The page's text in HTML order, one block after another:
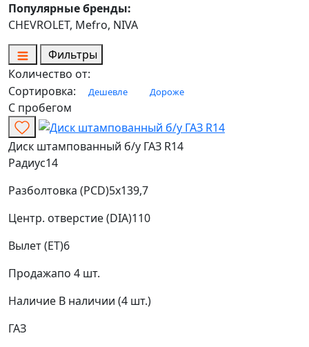
Популярные бренды:
CHEVROLET, Mefro, NIVA
Фильтры
Количество от:
Сортировка:
Дешевле Дороже
С пробегом
Диск штампованный б/у ГАЗ R14
Радиус14
Разболтовка (PCD)5x139,7
Центр. отверстие (DIA)110
Вылет (ET)6
Продажапо 4 шт.
Наличие В наличии (4 шт.)
ГАЗ